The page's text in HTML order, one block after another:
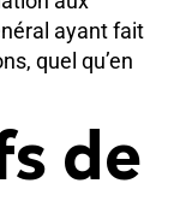
ayant fait
quel qu’en
de